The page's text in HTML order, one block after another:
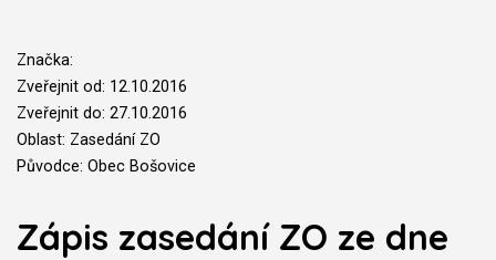
Značka:
Zveřejnit od: 12.10.2016
Zveřejnit do: 27.10.2016
Oblast: Zasedání ZO
Původce: Obec Bošovice
Zápis zasedání ZO ze dne